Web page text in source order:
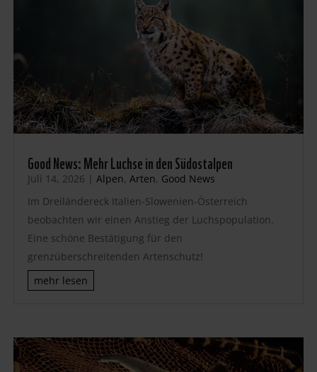
Good News: Mehr Luchse in den Südostalpen
Juli 14, 2026 | Alpen, Arten, Good News
Im Dreiländereck Italien-Slowenien-Österreich
beobachten wir einen Anstieg der Luchspopulation.
Eine schöne Bestätigung für den
grenzüberschreitenden Artenschutz!
mehr lesen